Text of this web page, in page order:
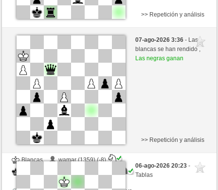
Blancas
Estephania (1533) (-15)
Tiempo: 5 minutes/side + 8 seconds/move
Esta partida es por puntos
>> Repetición y análisis
07-ago-2026 3:36- Las
blancas se han rendido ,
Las negras ganan
Blancas
wamar (1359) (-8)
>> Repetición y análisis
06-ago-2026 20:23-
Tablas